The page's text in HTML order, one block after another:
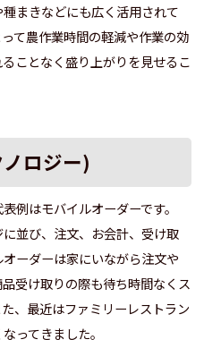
まきなどにも広く活用されて
て農作業時間の軽減や作業の効
ことなく盛り上がりを見せるこ
ロジー)
例はモバイルオーダーです。
並び、注文、お会計、受け取
ーダーは家にいながら注文や
受け取りの際も待ち時間なくス
、最近はファミリーレストラン
ってきました。